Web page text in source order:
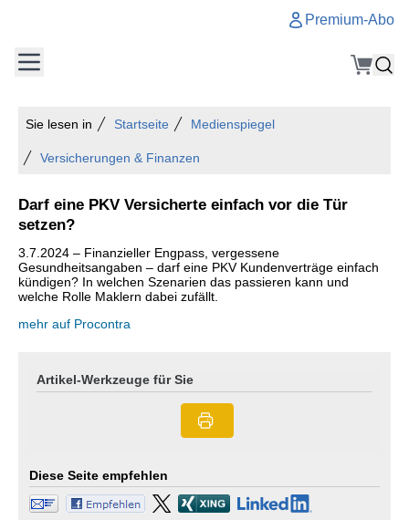
Premium-Abo
Sie lesen in Startseite Medienspiegel
Versicherungen & Finanzen
Darf eine PKV Versicherte einfach vor die Tür
setzen?
3.7.2024 – Finanzieller Engpass, vergessene
Gesundheitsangaben – darf eine PKV Kundenverträge einfach
kündigen? In welchen Szenarien das passieren kann und
welche Rolle Maklern dabei zufällt.
mehr auf Procontra
Artikel-Werkzeuge für Sie
Diese Seite empfehlen